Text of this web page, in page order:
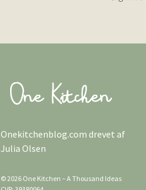
Onekitchenblog.com drevet af
Julia Olsen
© 2026 One Kitchen – A Thousand Ideas